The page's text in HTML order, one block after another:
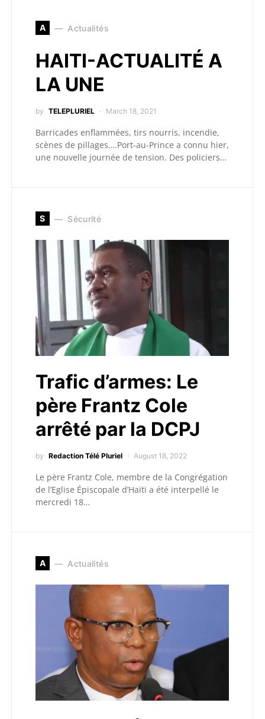
A Actualités
HAITI-ACTUALITÉ A
LA UNE
by TELEPLURIEL March 18, 2021
Barricades enflammées, tirs nourris, incendie,
scènes de pillages….Port-au-Prince a connu hier,
une nouvelle journée de tension. Des policiers…
S Sécurité
Trafic d’armes: Le
père Frantz Cole
arrêté par la DCPJ
by Redaction Télé Pluriel August 18, 2022
Le père Frantz Cole, membre de la Congrégation
de l’Eglise Épiscopale d’Haïti a été interpellé le
mercredi 18…
A Actualités